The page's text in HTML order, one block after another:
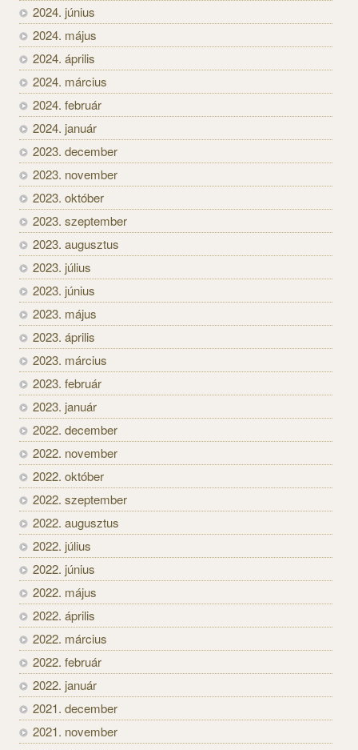
2024. június
2024. május
2024. április
2024. március
2024. február
2024. január
2023. december
2023. november
2023. október
2023. szeptember
2023. augusztus
2023. július
2023. június
2023. május
2023. április
2023. március
2023. február
2023. január
2022. december
2022. november
2022. október
2022. szeptember
2022. augusztus
2022. július
2022. június
2022. május
2022. április
2022. március
2022. február
2022. január
2021. december
2021. november